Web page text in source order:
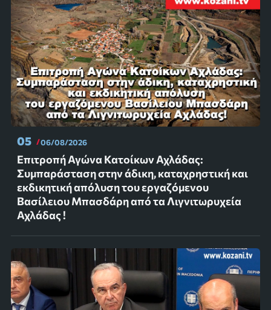
05 06/08/2026
Επιτροπή Αγώνα Κατοίκων Αχλάδας:
Συμπαράσταση στην άδικη, καταχρηστική και
εκδικητική απόλυση του εργαζόμενου
Βασίλειου Μπασδάρη από τα Λιγνιτωρυχεία
Αχλάδας !